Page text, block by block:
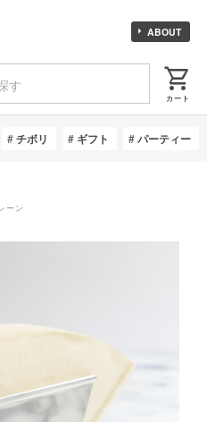
ABOUT
チボリ ギフト パーティー
ーン